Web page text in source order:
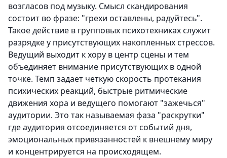
возгласов под музыку. Смысл скандирования
состоит во фразе: "грехи оставлены, радуйтесь".
Такое действие в групповых психотехниках служит
разрядке у присутствующих накопленных стрессов.
Ведущий выходит к хору в центр сцены и тем
объединяет внимание присутствующих в одной
точке. Темп задает четкую скорость протекания
психических реакций, быстрые ритмические
движения хора и ведущего помогают "зажечься"
аудитории. Это так называемая фаза "раскрутки"
где аудитория отсоединяется от событий дня,
эмоциональных привязанностей к внешнему миру
и концентрируется на происходящем.